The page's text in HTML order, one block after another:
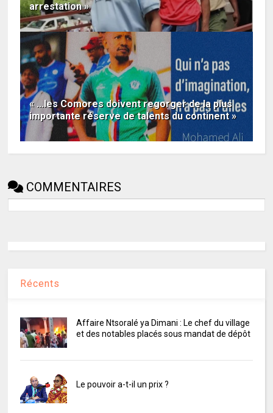
arrestation »
« ...les Comores doivent regorger de la plus
importante réserve de talents du continent »
COMMENTAIRES
Récents
Affaire Ntsoralé ya Dimani : Le chef du village
et des notables placés sous mandat de dépôt
Le pouvoir a-t-il un prix ?